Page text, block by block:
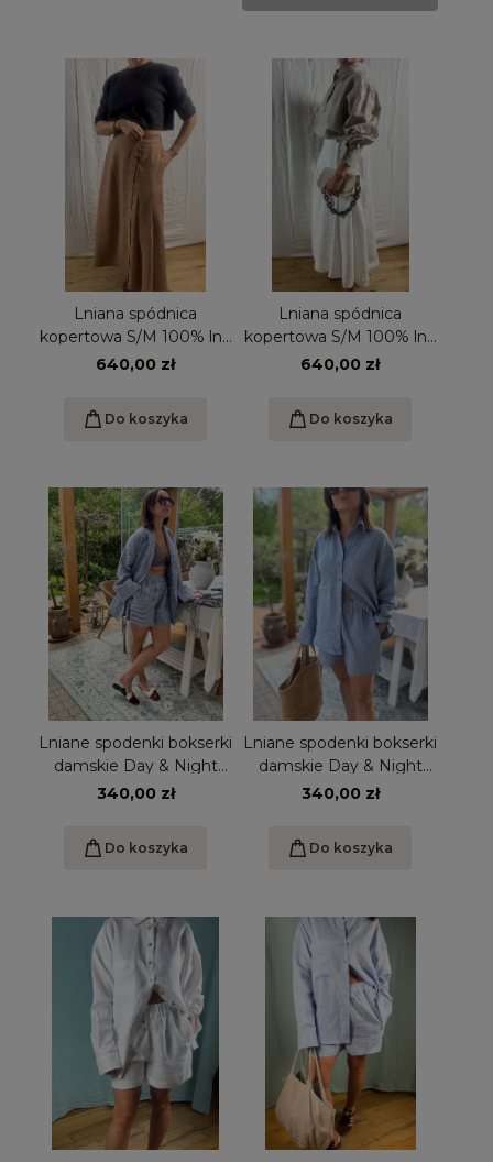
Lniana spódnica
kopertowa S/M 100% lnu
cynamonowa
640,00 zł
Do koszyka
Lniana spódnica
kopertowa S/M 100% lnu
kremowa biel
640,00 zł
Do koszyka
Lniane spodenki bokserki
damskie Day & Night
Len w błękitno-niebieskie
340,00 zł
Do koszyka
Lniane spodenki bokserki
damskie Day & Night
Len niebieska pepitka
340,00 zł
Do koszyka